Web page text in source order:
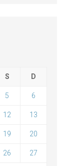
S D
5 6
12 13
19 20
26 27